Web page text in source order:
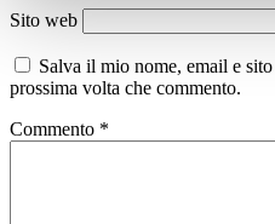
Sito web
Salva il mio nome, email e
prossima volta che commento.
Commento *